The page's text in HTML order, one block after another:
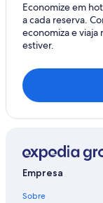
Economize em
a cada reserva.
economiza e
estiver.
Empresa
Sobre